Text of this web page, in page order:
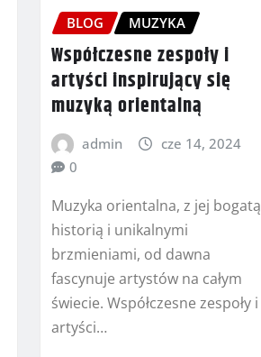
BLOG MUZYKA
Współczesne zespoły i
artyści inspirujący się
muzyką orientalną
admin
cze 14, 2024
0
Muzyka orientalna, z jej bogatą
historią i unikalnymi
brzmieniami, od dawna
fascynuje artystów na całym
świecie. Współczesne zespoły i
artyści…